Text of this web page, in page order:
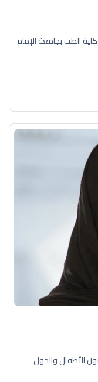
الطب بجامعة الإمام
الأطفال والحول